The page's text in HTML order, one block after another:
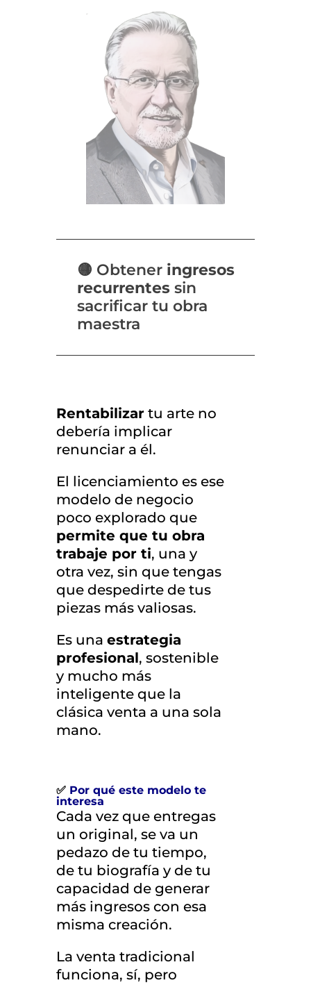
🟡 Obtener ingresos
recurrentes sin
sacrificar tu obra
maestra
Rentabilizartu arte no
debería implicar
renunciar a él.
El licenciamiento es ese
modelo de negocio
poco explorado que
permite que tu obra
trabaje por ti, una y
otra vez, sin que tengas
que despedirte de tus
piezas más valiosas.
Es una estrategia
profesional, sostenible
y mucho más
inteligente que la
clásica venta a una sola
mano.
✅ Por qué este modelo te
interesa
Cada vez que entregas
un original, se va un
pedazo de tu tiempo,
de tu biografía y de tu
capacidad de generar
más ingresos con esa
misma creación.
La venta tradicional
funciona, sí, pero